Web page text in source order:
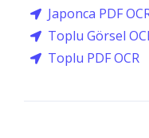
Japonca PDF
Toplu Görsel
Toplu PDF OCR